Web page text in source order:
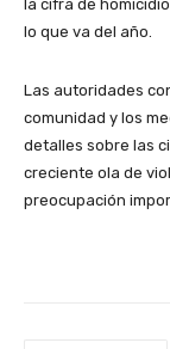
la cifra de
lo que va del año.
Las autoridades
comunidad y los
detalles sobre las
creciente ola de
preocupación